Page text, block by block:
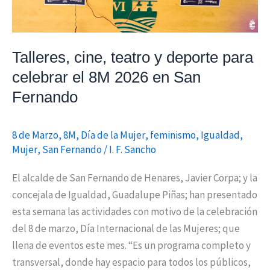
Talleres, cine, teatro y deporte para
celebrar el 8M 2026 en San
Fernando
8 de Marzo,8M, Día de la Mujer, feminismo, Igualdad,
Mujer, San Fernando/I. F. Sancho
El alcalde de San Fernando de Henares, Javier Corpa; y la
concejala de Igualdad, Guadalupe Piñas; han presentado
esta semana las actividades con motivo de la celebración
del 8 de marzo, Día Internacional de las Mujeres; que
llena de eventos este mes. “Es un programa completo y
transversal, donde hay espacio para todos los públicos,
2026
San
Fernando